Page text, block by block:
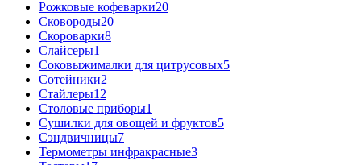
Рожковые кофеварки20
Сковороды20
Скороварки8
Слайсеры1
Соковыжималки для цитрусовых5
Сотейники2
Стайлеры12
Столовые приборы1
Сушилки для овощей и фруктов5
Сэндвичницы7
Термометры инфракрасные3